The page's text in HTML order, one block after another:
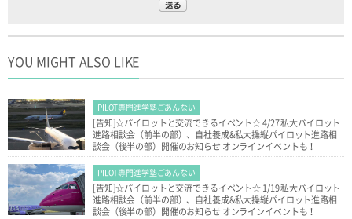
YOU MIGHT ALSO LIKE
PILOT専門進学塾ごあんない
[告知]☆パイロットと交流できるイベント☆ 4/27 私大パイロット
進路相談会（前半の部）、自社養成&私大操縦パイロット進路相
談会（後半の部）開催のお知らせ オンラインイベントも！
PILOT専門進学塾ごあんない
[告知]☆パイロットと交流できるイベント☆ 1/19 私大パイロット
進路相談会（前半の部）、自社養成&私大操縦パイロット進路相
談会（後半の部）開催のお知らせ オンラインイベントも！